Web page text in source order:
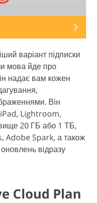
варіант підписки
мова йде про
надає вам кожен
Він
Lightroom,
20 ГБ або 1 ТБ,
Adobe Spark, а також
відразу
Cloud Plan